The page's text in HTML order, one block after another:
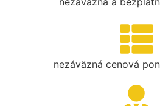
nezáväzná cenová